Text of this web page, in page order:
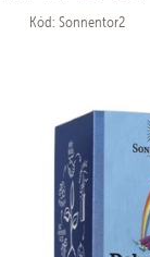
Kód: Sonnentor2